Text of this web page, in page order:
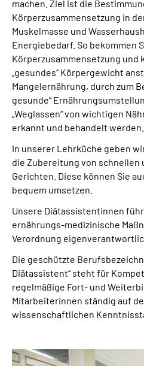
machen. Ziel ist die
Körperzusammensetzung in
Muskelmasse und
Energiebedarf. So bekommen
Körperzusammensetzung und
„gesundes“ Körpergewicht
Mangelernährung, durch zum
gesunde“
„Weglassen“ von wichtigen
erkannt und behandelt werden.
In unserer Lehrküche geben
die Zubereitung von schnellen
Gerichten. Diese können Sie
bequem umsetzen.
Unsere Diätassistentinnen
ernährungs-medizinische
Verordnung
Die geschützte
Diätassistent“ steht für
regelmäßige Fort- und
Mitarbeiterinnen ständig auf
wissenschaftlichen